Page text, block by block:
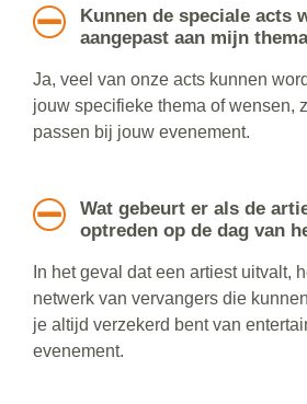
Kunnen de speciale acts
aangepast aan mijn
Ja, veel van onze acts kunnen
jouw specifieke thema of wensen,
passen bij jouw evenement.
Wat gebeurt er als de
optreden op de dag van
In het geval dat een artiest uitvalt,
netwerk van vervangers die
je altijd verzekerd bent van
evenement.